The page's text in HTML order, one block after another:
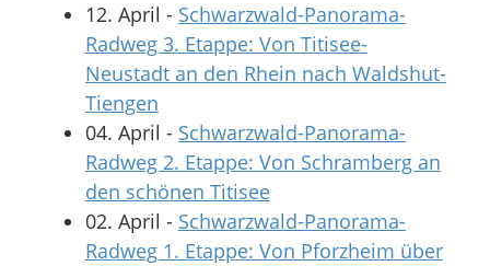
12. April - Schwarzwald-Panorama-
Radweg 3. Etappe: Von Titisee-
Neustadt an den Rhein nach Waldshut-
Tiengen
04. April - Schwarzwald-Panorama-
Radweg 2. Etappe: Von Schramberg an
den schönen Titisee
02. April - Schwarzwald-Panorama-
Radweg 1. Etappe: Von Pforzheim über